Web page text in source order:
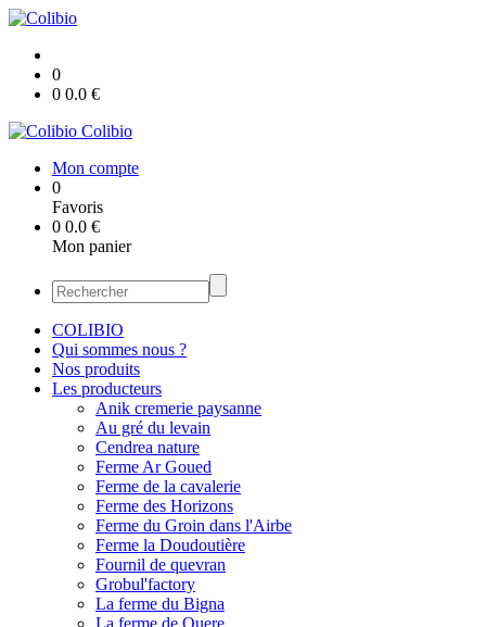
0
0 0.0 €
Colibio
Mon compte
0
Favoris
0 0.0 €
Mon panier
COLIBIO
Qui sommes nous ?
Nos produits
Les producteurs
Anik cremerie paysanne
Au gré du levain
Cendrea nature
Ferme Ar Goued
Ferme de la cavalerie
Ferme des Horizons
Ferme du Groin dans l'Airbe
Ferme la Doudoutière
Fournil de quevran
Grobul'factory
La ferme du Bigna
La ferme de Quere